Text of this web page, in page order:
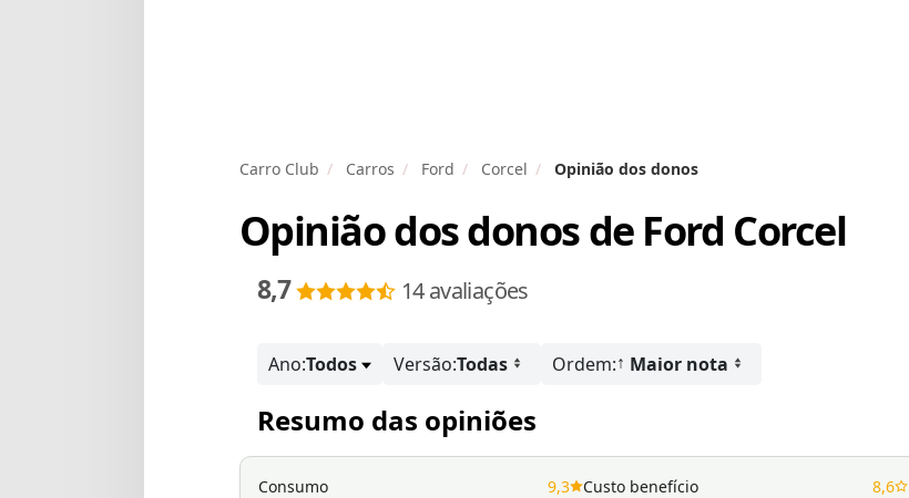
Carro Club Carros Ford Corcel Opinião dos donos
Opinião dos donos de Ford Corcel
8,7 14 avaliações
Ano:Todos Versão:Todas Ordem:↑ Maior nota
Resumo das opiniões
Consumo
9,3
Custo benefício
8,6